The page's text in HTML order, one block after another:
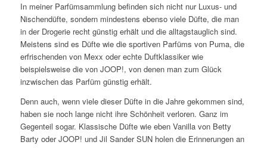
In meiner Parfümsammlung befinden sich nicht nur Luxus- und
Nischendüfte, sondern mindestens ebenso viele Düfte, die man
in der Drogerie recht günstig erhält und die alltagstauglich sind.
Meistens sind es Düfte wie die sportiven Parfüms von Puma, die
erfrischenden von Mexx oder echte Duftklassiker wie
beispielsweise die von JOOP!, von denen man zum Glück
inzwischen das Parfüm günstig erhält.
Denn auch, wenn viele dieser Düfte in die Jahre gekommen sind,
haben sie noch lange nicht ihre Schönheit verloren. Ganz im
Gegenteil sogar. Klassische Düfte wie eben Vanilla von Betty
Barty oder JOOP! und Jil Sander SUN holen die Erinnerungen an